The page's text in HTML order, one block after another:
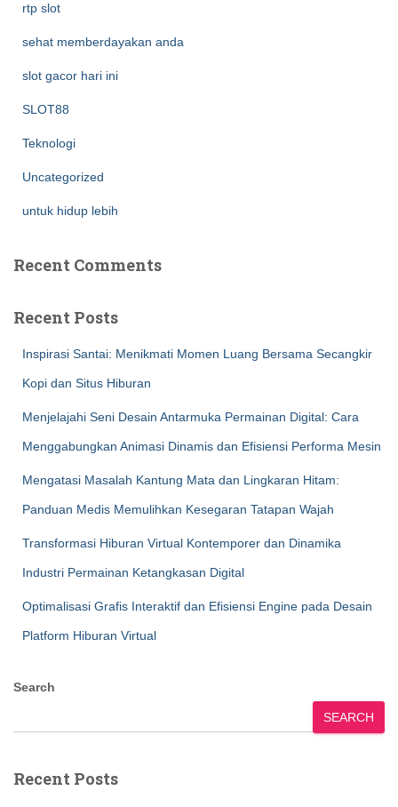
rtp slot
sehat memberdayakan anda
slot gacor hari ini
SLOT88
Teknologi
Uncategorized
untuk hidup lebih
Recent Comments
Recent Posts
Inspirasi Santai: Menikmati Momen Luang Bersama Secangkir
Kopi dan Situs Hiburan
Menjelajahi Seni Desain Antarmuka Permainan Digital: Cara
Menggabungkan Animasi Dinamis dan Efisiensi Performa Mesin
Mengatasi Masalah Kantung Mata dan Lingkaran Hitam:
Panduan Medis Memulihkan Kesegaran Tatapan Wajah
Transformasi Hiburan Virtual Kontemporer dan Dinamika
Industri Permainan Ketangkasan Digital
Optimalisasi Grafis Interaktif dan Efisiensi Engine pada Desain
Platform Hiburan Virtual
Search
SEARCH
Recent Posts